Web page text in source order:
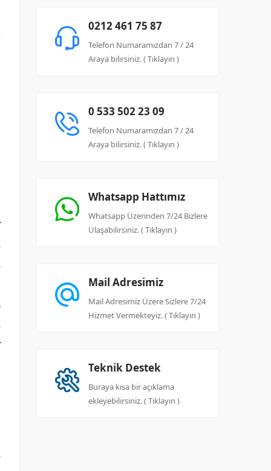
0212 461 75 87
Telefon Numaramızdan 7 / 24
Araya bilirsiniz. ( Tıklayın )
0 533 502 23 09
Telefon Numaramızdan 7 / 24
Araya bilirsiniz. ( Tıklayın )
Whatsapp Hattımız
Whatsapp Üzerinden 7/24 Bizlere
Ulaşabilirsiniz. ( Tıklayın )
Mail Adresimiz
Mail Adresimiz Üzere Sizlere 7/24
Hizmet Vermekteyiz. ( Tıklayın )
Teknik Destek
Buraya kısa bir açıklama
ekleyebilirsiniz. ( Tıklayın )